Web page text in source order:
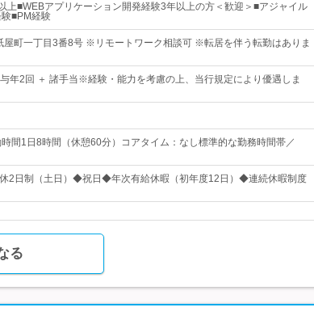
上■WEBアプリケーション開発経験3年以上の方＜歓迎＞■アジャイル
■PM経験
屋町一丁目3番8号 ※リモートワーク相談可 ※転居を伴う転勤はありま
年2回 ＋ 諸手当※経験・能力を考慮の上、当行規定により優遇しま
間1日8時間（休憩60分）コアタイム：なし標準的な勤務時間帯／
2日制（土日）◆祝日◆年次有給休暇（初年度12日）◆連続休暇制度
る